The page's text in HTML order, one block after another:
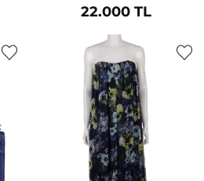
22.000 TL